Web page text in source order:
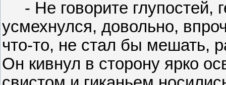
- Не говорите глупостей,
усмехнулся, довольно,
что-то, не стал бы мешать,
Он кивнул в сторону ярко